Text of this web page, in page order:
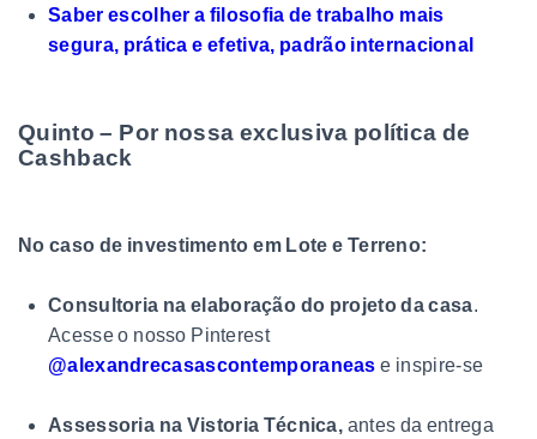
Saber escolher a filosofia de trabalho mais
segura, prática e efetiva, padrão internacional
Quinto – Por nossa exclusiva política de
Cashback
No caso de investimento em Lote e Terreno:
Consultoria na elaboração do projeto da casa.
Acesse o nosso Pinterest
@alexandrecasascontemporaneas e inspire-se
Assessoria na Vistoria Técnica, antes da entrega